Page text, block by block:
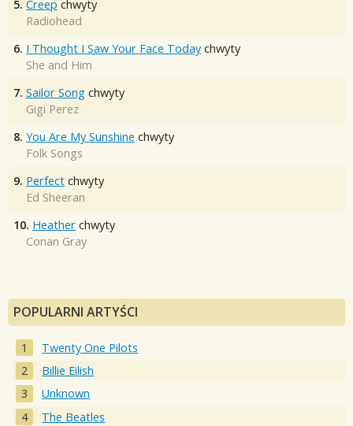
5. Creep chwyty
Radiohead
6. I Thought I Saw Your Face Today chwyty
She and Him
7. Sailor Song chwyty
Gigi Perez
8. You Are My Sunshine chwyty
Folk Songs
9. Perfect chwyty
Ed Sheeran
10. Heather chwyty
Conan Gray
POPULARNI ARTYŚCI
Twenty One Pilots
Billie Eilish
Unknown
The Beatles